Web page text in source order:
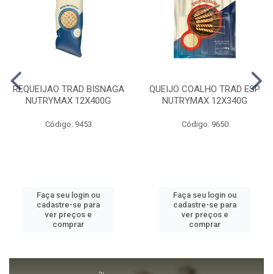
REQUEIJAO TRAD BISNAGA
NUTRYMAX 12X400G
Código: 9453
Faça seu login ou
cadastre-se para
ver preços e
comprar
QUEIJO COALHO TRAD ESP
NUTRYMAX 12X340G
Código: 9650
Faça seu login ou
cadastre-se para
ver preços e
comprar